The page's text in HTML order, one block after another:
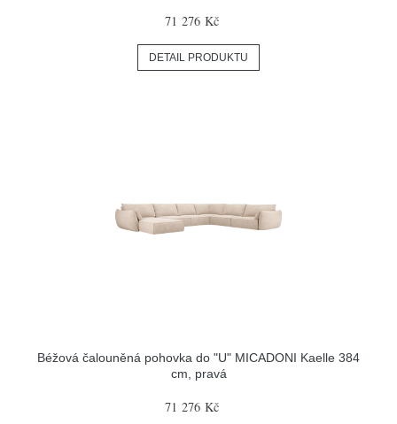
71 276 Kč
DETAIL PRODUKTU
Béžová čalouněná pohovka do "U" MICADONI Kaelle 384
cm, pravá
71 276 Kč